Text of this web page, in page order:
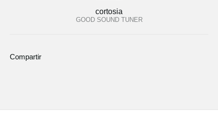
cortosia
GOOD SOUND TUNER
Compartir